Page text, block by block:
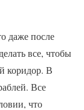
даже после
все, чтобы
коридор. В
Все
что